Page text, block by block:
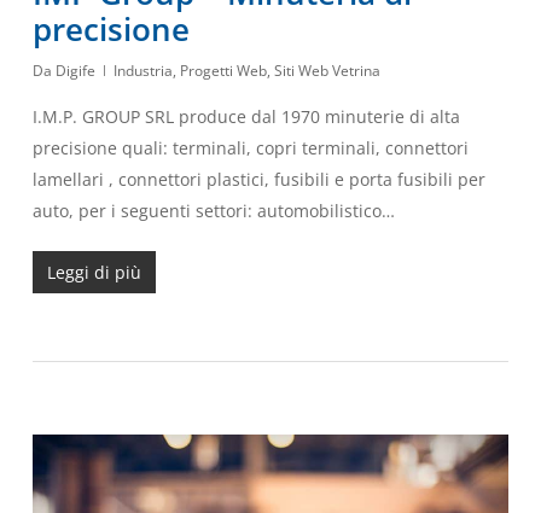
precisione
Da Digife Industria, Progetti Web, Siti Web Vetrina
I.M.P. GROUP SRL produce dal 1970 minuterie di alta
precisione quali: terminali, copri terminali, connettori
lamellari , connettori plastici, fusibili e porta fusibili per
auto, per i seguenti settori: automobilistico…
Leggi di più